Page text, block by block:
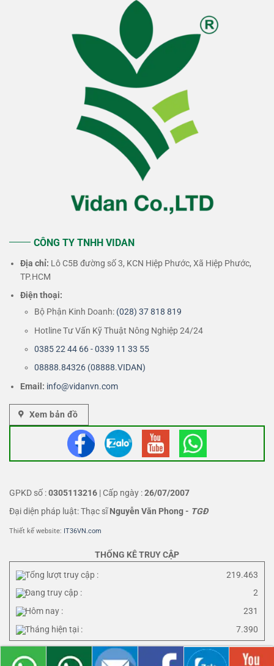
CÔNG TY TNHH VIDAN
Địa chỉ: Lô C5B đường số 3, KCN Hiệp Phước, Xã Hiệp Phước,
TP.HCM
Điện thoại:
Bộ Phận Kinh Doanh: (028) 37 818 819
Hotline Tư Vấn Kỹ Thuật Nông Nghiệp 24/24
0385 22 44 66 - 0339 11 33 55
08888.84326 (08888.VIDAN)
Email: info@vidanvn.com
Xem bản đồ
GPKD số :0305113216 | Cấp ngày :26/07/2007
Đại diện pháp luật: Thạc sĩNguyễn Văn Phong- TGĐ
Thiết kế website: IT36VN.com
THỐNG KÊ TRUY CẬP
Tổng lượt truy cập :
219.463
Đang truy cập :
2
Hôm nay :
231
Tháng hiện tại :
7.390